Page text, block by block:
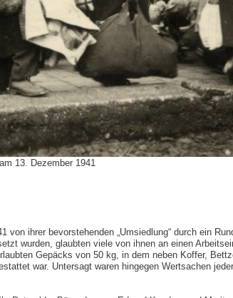
13. Dezember 1941
ihrer bevorstehenden „Umsiedlung“ durch ein
wurden, glaubten viele von ihnen an einen
Gepäcks von 50 kg, in dem neben Koffer,
war. Untersagt waren hingegen Wertsachen